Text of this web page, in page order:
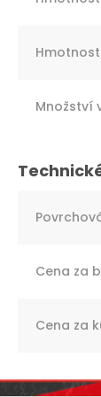
Množství
Cena za
Cena za